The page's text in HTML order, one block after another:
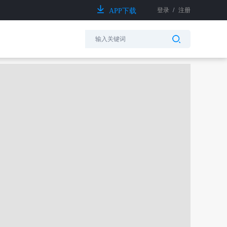
APP下载 登录 / 注册